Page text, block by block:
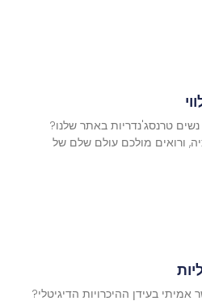
טרנסג'נדריות באתר שלנו?
ורואים מולכם עולם שלם של
בעידן ההיכרויות הדיגיטלי?